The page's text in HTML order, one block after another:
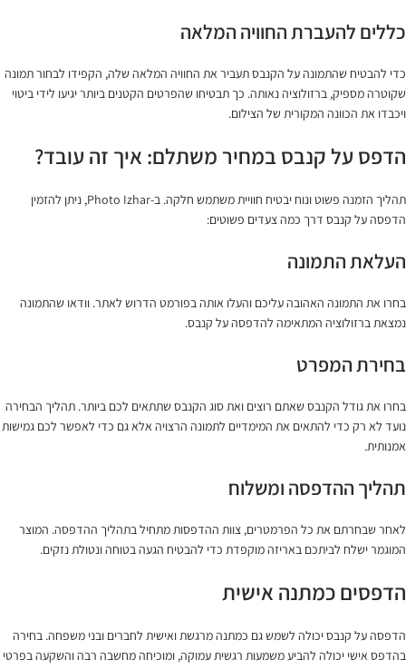
כללים להעברת החוויה המלאה
כדי להבטיח שהתמונה על הקנבס תעביר את החוויה המלאה שלה, הקפידו לבחור תמונה
שקוטרה מספיק, ברזולוציה נאותה. כך תבטיחו שהפרטים הקטנים ביותר יגיעו לידי ביטוי
ויכבדו את הכוונה המקורית של הצילום.
הדפס על קנבס במחיר משתלם: איך זה עובד?
תהליך הזמנה פשוט ונוח יבטיח חוויית משתמש חלקה. ב-Photo Izhar, ניתן להזמין
הדפסה על קנבס דרך כמה צעדים פשוטים:
העלאת התמונה
בחרו את התמונה האהובה עליכם והעלו אותה בפורמט הדרוש לאתר. וודאו שהתמונה
נמצאת ברזולוציה המתאימה להדפסה על קנבס.
בחירת המפרט
בחרו את גודל הקנבס שאתם רוצים ואת סוג הקנבס שתתאים לכם ביותר. תהליך הבחירה
נועד לא רק כדי להתאים את המימדיים לתמונה הרצויה אלא גם כדי לאפשר לכם גמישות
אמנותית.
תהליך ההדפסה ומשלוח
לאחר שבחרתם את כל הפרמטרים, צוות ההדפסות מתחיל בתהליך ההדפסה. המוצר
המוגמר ישלח לביתכם באריזה מוקפדת כדי להבטיח הגעה בטוחה ונטולת נזקים.
הדפסים כמתנה אישית
הדפסה על קנבס יכולה לשמש גם כמתנה מרגשת ואישית לחברים ובני משפחה. בחירה
בהדפס אישי יכולה להביע משמעות רגשית עמוקה, ומוכיחה מחשבה רבה והשקעה בפרטי